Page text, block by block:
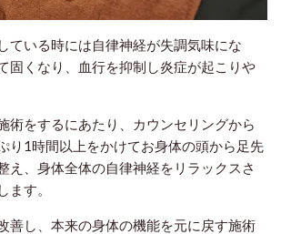
ている時には自律神経が失調気味にな
固くなり、血行を抑制し炎症が起こりや
術をするにあたり、カウンセリングから
り1時間以上をかけてお身体の頭から足先
え、身体全体の自律神経をリラックスさ
ます。
善し、本来の身体の機能を元に戻す施術